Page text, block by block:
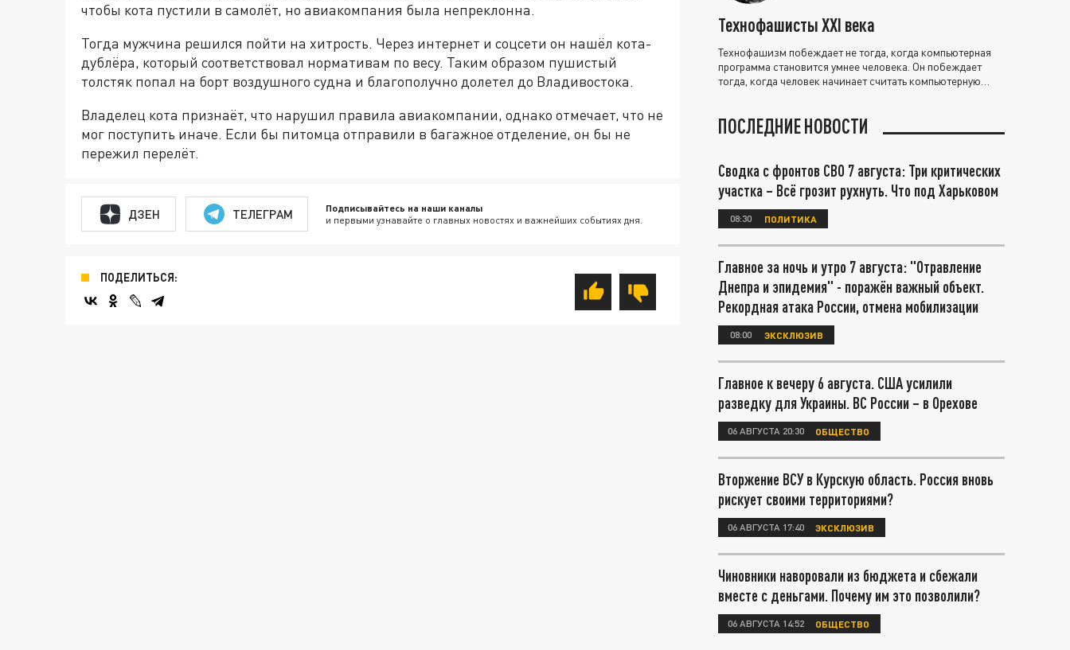
чтобы кота пустили в самолёт, но авиакомпания была непреклонна.
Тогда мужчина решился пойти на хитрость. Через интернет и соцсети он нашёл кота-
дублёра, который соответствовал нормативам по весу. Таким образом пушистый
толстяк попал на борт воздушного судна и благополучно долетел до Владивостока.
Владелец кота признаёт, что нарушил правила авиакомпании, однако отмечает, что не
мог поступить иначе. Если бы питомца отправили в багажное отделение, он бы не
пережил перелёт.
ДЗЕН ТЕЛЕГРАМ Подписывайтесь на наши каналы
и первыми узнавайте о главных новостях и важнейших событиях дня.
ПОДЕЛИТЬСЯ:
Технофашисты XXI века
Технофашизм побеждает не тогда, когда компьютерная
программа становится умнее человека. Он побеждает
тогда, когда человек начинает считать компьютерную
ПОСЛЕДНИЕ НОВОСТИ
Сводка с фронтов СВО 7 августа: Три критических
участка – Всё грозит рухнуть. Что под Харьковом
08:30 ПОЛИТИКА
Главное за ночь и утро 7 августа: "Отравление
Днепра и эпидемия" - поражён важный объект.
Рекордная атака России, отмена мобилизации
08:00 ЭКСКЛЮЗИВ
Главное к вечеру 6 августа. США усилили
разведку для Украины. ВС России – в Орехове
06 АВГУСТА 20:30 ОБЩЕСТВО
Вторжение ВСУ в Курскую область. Россия вновь
рискует своими территориями?
06 АВГУСТА 17:40 ЭКСКЛЮЗИВ
Чиновники наворовали из бюджета и сбежали
вместе с деньгами. Почему им это позволили?
06 АВГУСТА 14:52 ОБЩЕСТВО